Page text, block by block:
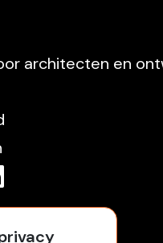
architecten en